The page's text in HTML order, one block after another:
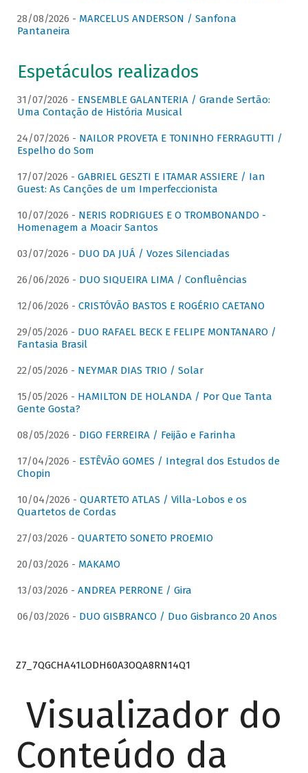
28/08/2026 - MARCELUS ANDERSON / Sanfona
Pantaneira
Espetáculos realizados
31/07/2026 - ENSEMBLE GALANTERIA / Grande Sertão:
Uma Contação de História Musical
24/07/2026 - NAILOR PROVETA E TONINHO FERRAGUTTI /
Espelho do Som
17/07/2026 - GABRIEL GESZTI E ITAMAR ASSIERE / Ian
Guest: As Canções de um Imperfeccionista
10/07/2026 - NERIS RODRIGUES E O TROMBONANDO -
Homenagem a Moacir Santos
03/07/2026 - DUO DA JUÁ / Vozes Silenciadas
26/06/2026 - DUO SIQUEIRA LIMA / Confluências
12/06/2026 - CRISTÓVÃO BASTOS E ROGÉRIO CAETANO
29/05/2026 - DUO RAFAEL BECK E FELIPE MONTANARO /
Fantasia Brasil
22/05/2026 - NEYMAR DIAS TRIO / Solar
15/05/2026 - HAMILTON DE HOLANDA / Por Que Tanta
Gente Gosta?
08/05/2026 - DIGO FERREIRA / Feijão e Farinha
17/04/2026 - ESTÊVÃO GOMES / Integral dos Estudos de
Chopin
10/04/2026 - QUARTETO ATLAS / Villa-Lobos e os
Quartetos de Cordas
27/03/2026 - QUARTETO SONETO PROEMIO
20/03/2026 - MAKAMO
13/03/2026 - ANDREA PERRONE / Gira
06/03/2026 - DUO GISBRANCO / Duo Gisbranco 20 Anos
Z7_7QGCHA41LODH60A3OQA8RN14Q1
Visualizador do
Conteúdo da